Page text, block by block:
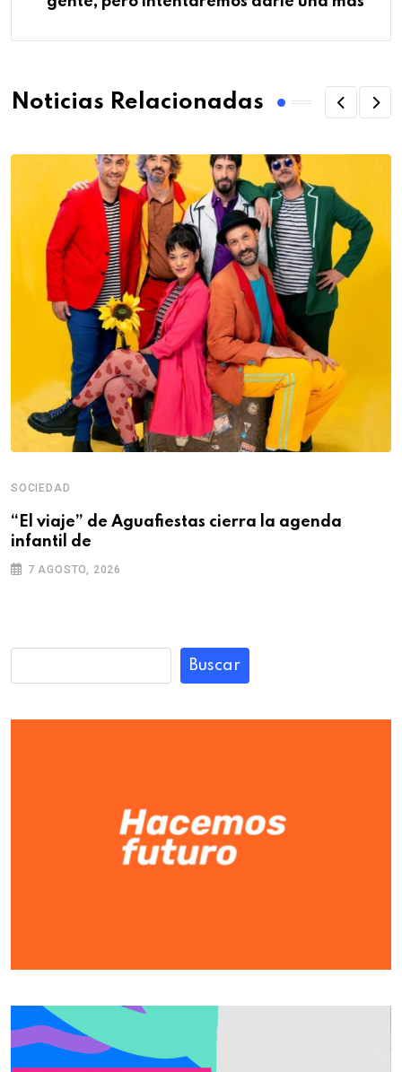
Noticias Relacionadas
SOCIEDAD
“El viaje” de Aguafiestas cierra la agenda
infantil de
7 AGOSTO, 2026
Buscar